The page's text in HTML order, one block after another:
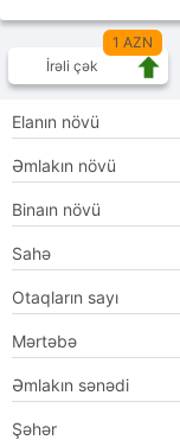
1 AZN
İrəli çək
Elanın növü
Əmlakın növü
Binaın növü
Sahə
Otaqların sayı
Mərtəbə
Əmlakın sənədi
Şəhər